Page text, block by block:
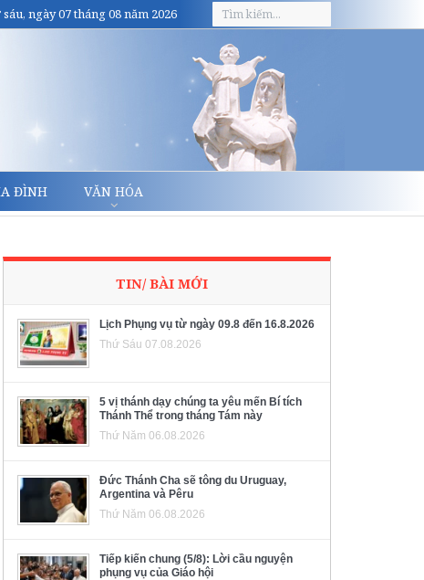
ngày 07 tháng 08 năm 2026
ĐÌNH VĂN HÓA
TIN/ BÀI MỚI
Lịch Phụng vụ từ ngày 09.8 đến 16.8.2026
Thứ Sáu 07.08.2026
5 vị thánh dạy chúng ta yêu mến Bí tích
Thánh Thể trong tháng Tám này
Thứ Năm 06.08.2026
Đức Thánh Cha sẽ tông du Uruguay,
Argentina và Pêru
Thứ Năm 06.08.2026
Tiếp kiến chung (5/8): Lời cầu nguyện
phụng vụ của Giáo hội